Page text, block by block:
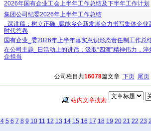
2026年国有企业工会上半年工作总结及下半年工作计划
集团公司纪委2026年上半年工作总结
_课讲稿：树立正确_赋能乡企新发展奋力书写集体企业
时代答卷
国有企业_委2026年上半年落实意识形态责任制工作总
在公司主题_日活动上的讲话：汲取“四渡”精神伟力，
企担当
公司栏目共16078篇文章 下页 尾页
站内文章搜索
4 5 6 7 8 9 10 11 12 13 14 15 16 17 18 19 20 21 22 23